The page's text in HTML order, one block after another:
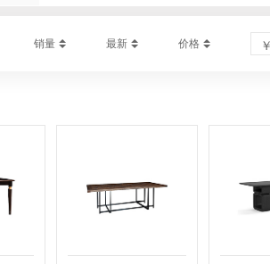
销量 最新 价格